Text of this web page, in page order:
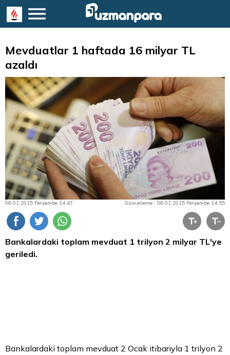
Mevduatlar 1 haftada 16 milyar TL
azaldı
08.01.2015 Perşembe 14:47 Güncelleme : 08.01.2015 Perşembe 14:55
Bankalardaki toplam mevduat 1 trilyon 2 milyar TL'ye
geriledi.
Bankalardaki toplam mevduat 2 Ocak itibarıyla 1 trilyon 2